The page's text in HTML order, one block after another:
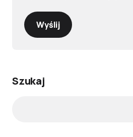
Wyślij
Szukaj